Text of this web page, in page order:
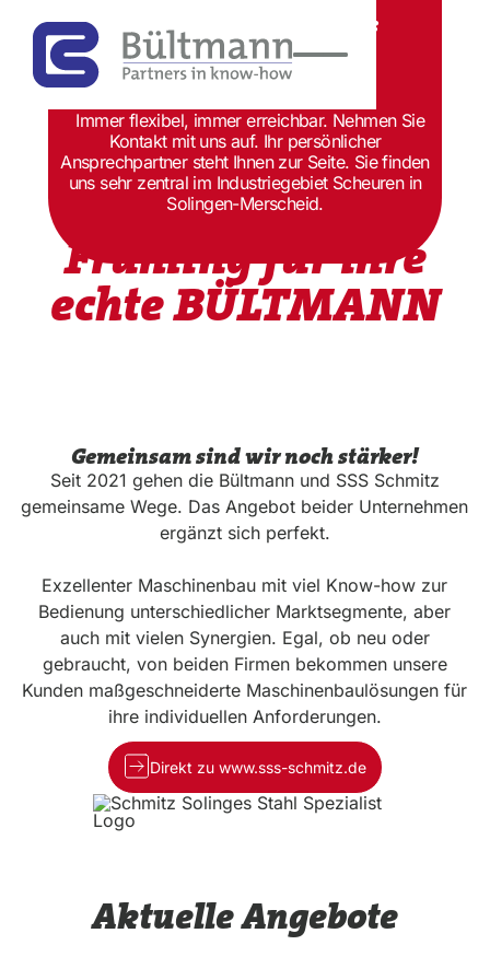
Jetzt Kontakt aufnehmen:
0212 20641-30
info@sss-schmitz.de
Immer flexibel, immer erreichbar. Nehmen Sie
Kontakt mit uns auf. Ihr persönlicher
Ansprechpartner steht Ihnen zur Seite. Sie finden
uns sehr zentral im Industriegebiet Scheuren in
Solingen-Merscheid.
Ein zweiter
Frühling für ihre
echte BÜLTMANN
Gemeinsam sind wir noch stärker!
Seit 2021 gehen die Bültmann und SSS Schmitz
gemeinsame Wege. Das Angebot beider Unternehmen
ergänzt sich perfekt.
Exzellenter Maschinenbau mit viel Know-how zur
Bedienung unterschiedlicher Marktsegmente, aber
auch mit vielen Synergien. Egal, ob neu oder
gebraucht, von beiden Firmen bekommen unsere
Kunden maßgeschneiderte Maschinenbaulösungen für
ihre individuellen Anforderungen.
Direkt zu www.sss-schmitz.de
Aktuelle Angebote